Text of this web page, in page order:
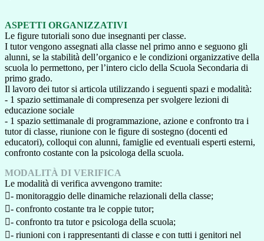
ASPETTI ORGANIZZATIVI
Le figure tutoriali sono due insegnanti per classe.
I tutor vengono assegnati alla classe nel primo anno e seguono gli
alunni, se la stabilità dell’organico e le condizioni organizzative della
scuola lo permettono, per l’intero ciclo della Scuola Secondaria di
primo grado.
Il lavoro dei tutor si articola utilizzando i seguenti spazi e modalità:
- 1 spazio settimanale di compresenza per svolgere lezioni di
educazione sociale
- 1 spazio settimanale di programmazione, azione e confronto tra i
tutor di classe, riunione con le figure di sostegno (docenti ed
educatori), colloqui con alunni, famiglie ed eventuali esperti esterni,
confronto costante con la psicologa della scuola.
MODALITÀ DI VERIFICA
Le modalità di verifica avvengono tramite:
- monitoraggio delle dinamiche relazionali della classe;
- confronto costante tra le coppie tutor;
- confronto tra tutor e psicologa della scuola;
- riunioni con i rappresentanti di classe e con tutti i genitori nel